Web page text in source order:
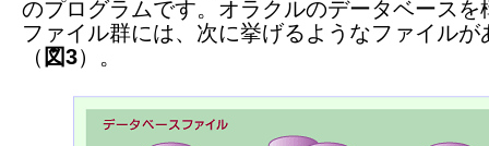
のプログラムです。オラクルのデータベースを
ファイル群には、次に挙げるようなファイルが
（ 図3）。